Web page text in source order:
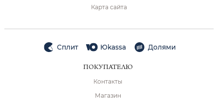
Карта сайта
Сплит Юkassa Долями
ПОКУПАТЕЛЮ
Контакты
Магазин